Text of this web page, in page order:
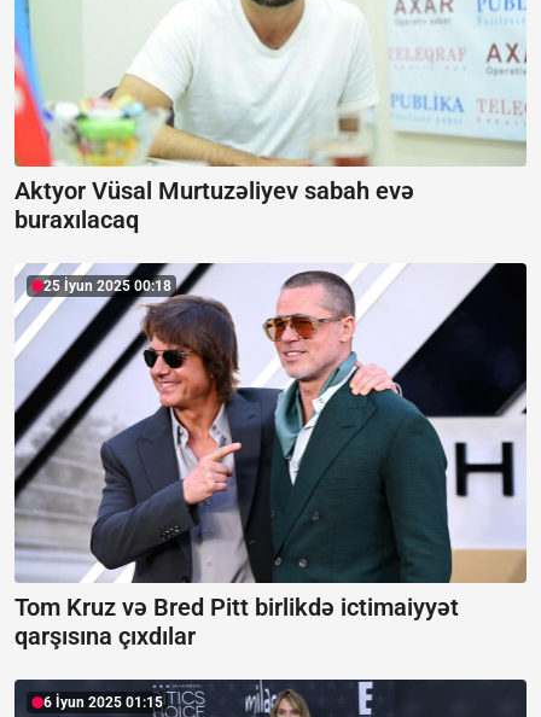
Aktyor Vüsal Murtuzəliyev sabah evə
buraxılacaq
25 İyun 2025 00:18
Tom Kruz və Bred Pitt birlikdə ictimaiyyət
qarşısına çıxdılar
6 İyun 2025 01:15